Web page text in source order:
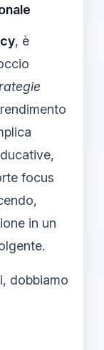
, è
focus
in un
dobbiamo